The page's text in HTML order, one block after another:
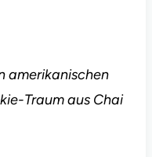
amerikanischen
Traum aus Chai